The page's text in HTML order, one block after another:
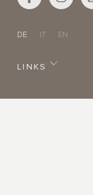
DE IT EN
LINKS